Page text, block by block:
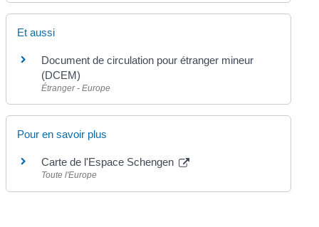
Et aussi
Document de circulation pour étranger mineur
(DCEM)
Étranger - Europe
Pour en savoir plus
Carte de l'Espace Schengen
Toute l'Europe